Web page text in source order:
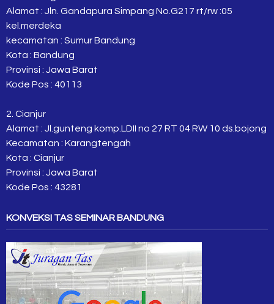
Alamat : Jln. Gandapura Simpang No.G217 rt/rw :05
kel.merdeka
kecamatan : Sumur Bandung
Kota : Bandung
Provinsi : Jawa Barat
Kode Pos : 40113
2. Cianjur
Alamat : Jl.gunteng komp.LDII no 27 RT 04 RW 10 ds.bojong
Kecamatan : Karangtengah
Kota : Cianjur
Provinsi : Jawa Barat
Kode Pos : 43281
KONVEKSI TAS SEMINAR BANDUNG